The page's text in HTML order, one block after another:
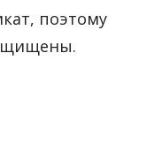
поэтому